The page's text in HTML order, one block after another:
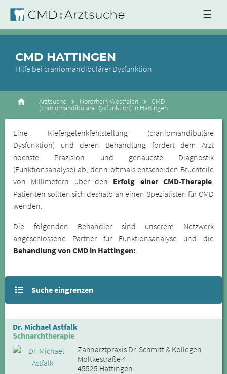
☰
CMD HATTINGEN
Hilfe bei craniomandibulärer Dysfunktion
Arztsuche Nordrhein-Westfalen CMD
(craniomandibuläre Dysfunktion) in Hattingen
Eine Kiefergelenkfehlstellung (craniomandibuläre
Dysfunktion) und deren Behandlung fordert dem Arzt
höchste Präzision und genaueste Diagnostik
(Funktionsanalyse) ab, denn oftmals entscheiden Bruchteile
von Millimetern über den Erfolg einer CMD-Therapie.
Patienten sollten sich deshalb an einen Spezialisten für CMD
wenden.
Die folgenden Behandler sind unserem Netzwerk
angeschlossene Partner für Funktionsanalyse und die
Behandlung von CMD in Hattingen:
Suche eingrenzen
Dr. Michael Astfalk
Schnarchtherapie
Zahnarztpraxis Dr. Schmitt & Kollegen
Moltkestraße 4
45525 Hattingen